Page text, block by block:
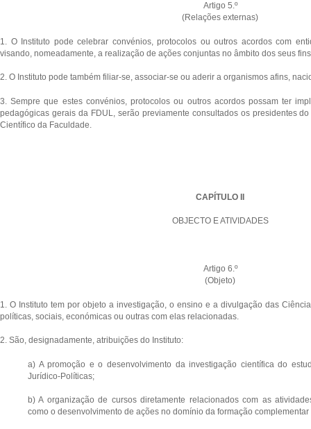
Artigo 5.º
(Relações externas)
1. O Instituto pode celebrar convénios, protocolos ou outros acordos com
visando, nomeadamente, a realização de ações conjuntas no âmbito dos seus
2. O Instituto pode também filiar-se, associar-se ou aderir a organismos afins,
3. Sempre que estes convénios, protocolos ou outros acordos possam ter
pedagógicas gerais da FDUL, serão previamente consultados os presidentes
Científico da Faculdade.
CAPÍTULO II
OBJECTO E ATIVIDADES
Artigo 6.º
(Objeto)
1. O Instituto tem por objeto a investigação, o ensino e a divulgação das
políticas, sociais, económicas ou outras com elas relacionadas.
2. São, designadamente, atribuições do Instituto:
a) A promoção e o desenvolvimento da investigação científica do
Jurídico-Políticas;
b) A organização de cursos diretamente relacionados com as
como o desenvolvimento de ações no domínio da formação